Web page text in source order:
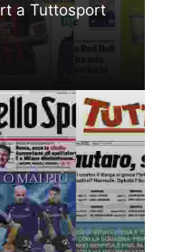
a Tuttosport